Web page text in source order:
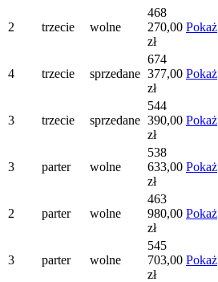
2 trzecie wolne
468
270,00
zł
Pokaż
4 trzecie sprzedane
674
377,00
zł
Pokaż
3 trzecie sprzedane
544
390,00
zł
Pokaż
3 parter wolne
538
633,00
zł
Pokaż
2 parter wolne
463
980,00
zł
Pokaż
3 parter wolne
545
703,00
zł
Pokaż